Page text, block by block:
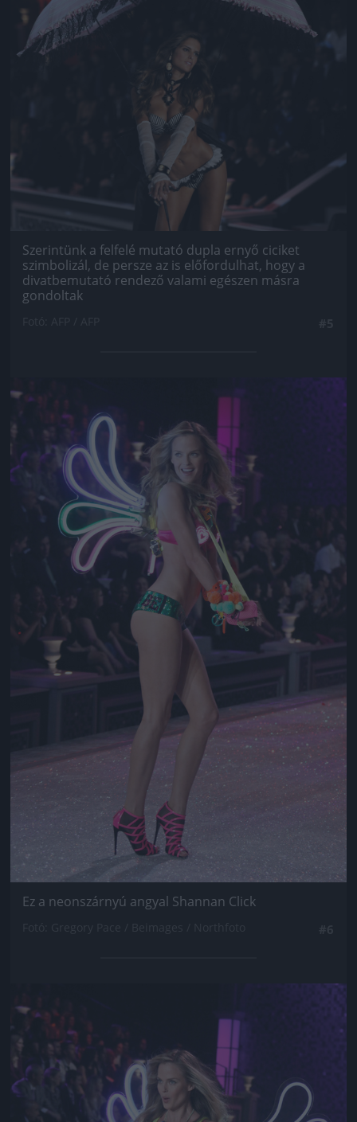
Szerintünk a felfelé mutató dupla ernyő ciciket
szimbolizál, de persze az is előfordulhat, hogy a
divatbemutató rendező valami egészen másra
gondoltak
Jön még kép!
Ez a neonszárnyú angyal Shannan Click